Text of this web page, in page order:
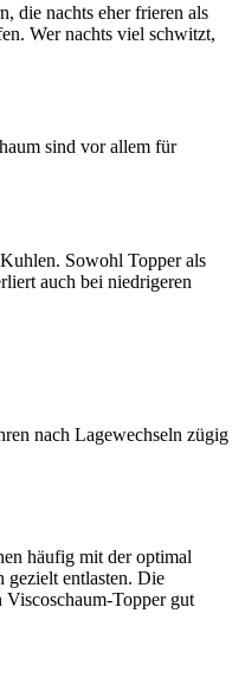
die nachts eher frieren als
Wer nachts viel schwitzt,
sind vor allem für
Sowohl Topper als
auch bei niedrigeren
nach Lagewechseln zügig
häufig mit der optimal
gezielt entlasten. Die
Topper gut